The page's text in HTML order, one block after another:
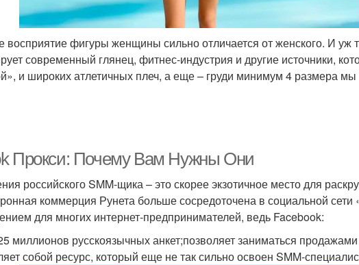
восприятие фигуры женщины сильно отличается от женского. И уж
современный глянец, фитнес-индустрия и другие источники,
и широких атлетичных плеч, а еще – груди минимум 4 размера
Прокси: Почему Вам Нужны Они
российского SMM-щика – это скорее экзотичное место для
коммерция Рунета больше сосредоточена в социальной сети
для многих интернет-предпринимателей, ведь Facebook:
миллионов русскоязычных анкет;позволяет заниматься
собой ресурс, который еще не так сильно освоен SMM-